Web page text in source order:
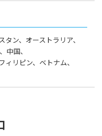
タン、 オーストラリア、
中国、
フィリピン、 ベトナム、